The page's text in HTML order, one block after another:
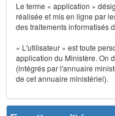
Le terme « application »
réalisée et mis en ligne par
des traitements informatisés
« L'utilisateur » est toute
application du Ministère. On
(intégrés par l'annuaire
de cet annuaire ministériel).